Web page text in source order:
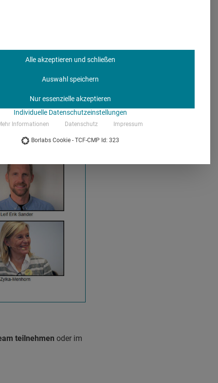
Erfurt)
Charité)
teilnehmen oder im
Alle akzeptieren und schließen
Auswahl speichern
Nur essenzielle akzeptieren
Individuelle Datenschutzeinstellungen
Informationen Datenschutz Impressum
Borlabs Cookie - TCF-CMP Id: 323